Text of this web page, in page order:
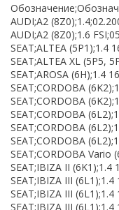
AUDI;A2
AUDI;A2 (8Z0);1.6
SEAT;ALTEA (5P1);1.4
SEAT;ALTEA XL (5P5,
SEAT;AROSA (6H);1.4
SEAT;CORDOBA
SEAT;CORDOBA
SEAT;CORDOBA
SEAT;CORDOBA
SEAT;CORDOBA
SEAT;CORDOBA Vario
SEAT;IBIZA II (6K1);1.4
SEAT;IBIZA III
SEAT;IBIZA III
SEAT;IBIZA III